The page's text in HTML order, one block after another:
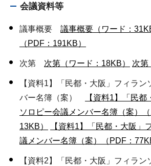
会議資料等
議事概要 議事概要（ワード：
（PDF：191KB）
次第 次第（ワード：18KB） 次第
【資料1】「民都・大阪」フィラン
バー名簿（案）
【資料1】「民
ソロピー会議メンバー名簿（案）（
13KB）
【資料1】「民都・大阪」
議メンバー名簿（案）（PDF：
【資料2】「民都・大阪」フィラン